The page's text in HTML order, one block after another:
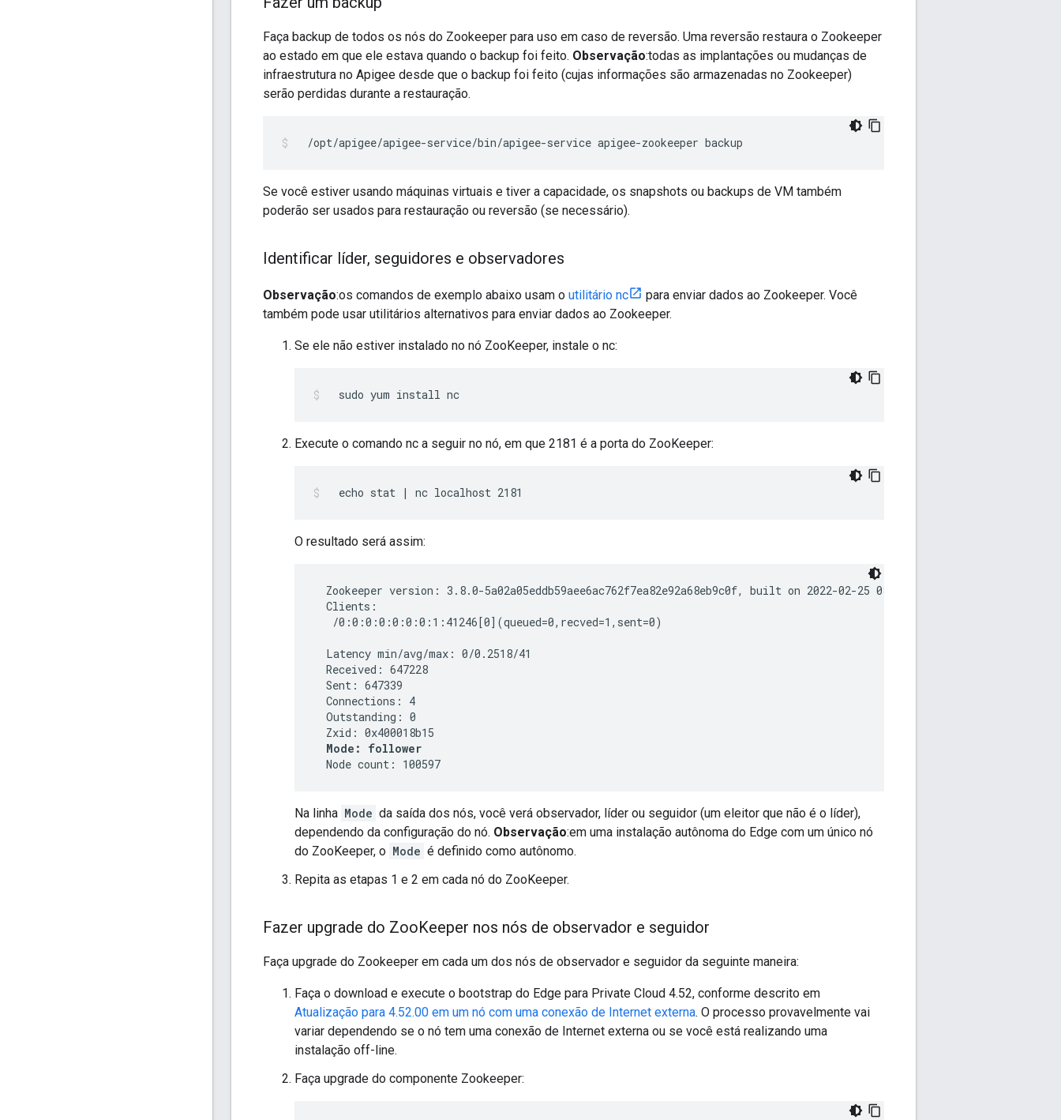
Faça backup de todos os nós do Zookeeper para uso em caso de reversão. Uma reversão restaura o Zookeeper
ao estado em que ele estava quando o backup foi feito. Observação:todas as implantações ou mudanças de
infraestrutura no Apigee desde que o backup foi feito (cujas informações são armazenadas no Zookeeper)
serão perdidas durante a restauração.
  /opt/apigee/apigee-service/bin/apigee-service apigee-zookeeper backup
Se você estiver usando máquinas virtuais e tiver a capacidade, os snapshots ou backups de VM também
poderão ser usados para restauração ou reversão (se necessário).
Identificar líder, seguidores e observadores
Observação:os comandos de exemplo abaixo usam o utilitário nc
para enviar dados ao Zookeeper. Você
também pode usar utilitários alternativos para enviar dados ao Zookeeper.
Se ele não estiver instalado no nó ZooKeeper, instale o nc:
  sudo yum install nc
Execute o comando nc a seguir no nó, em que 2181 é a porta do ZooKeeper:
  echo stat | nc localhost 2181
O resultado será assim:
  Zookeeper version: 3.8.0-5a02a05eddb59aee6ac762f7ea82e92a68eb9c0f, built on 2022-02-25 08:49 UTC
  Clients:
   /0:0:0:0:0:0:0:1:41246[0](queued=0,recved=1,sent=0)
  Latency min/avg/max: 0/0.2518/41
  Received: 647228
  Sent: 647339
  Connections: 4
  Outstanding: 0
  Zxid: 0x400018b15
Mode: follower
  Node count: 100597
Na linha Mode da saída dos nós, você verá observador, líder ou seguidor (um eleitor que não é o líder),
dependendo da configuração do nó. Observação:em uma instalação autônoma do Edge com um único nó
do ZooKeeper, o Mode é definido como autônomo.
Repita as etapas 1 e 2 em cada nó do ZooKeeper.
Fazer upgrade do ZooKeeper nos nós de observador e seguidor
Faça upgrade do Zookeeper em cada um dos nós de observador e seguidor da seguinte maneira:
Faça o download e execute o bootstrap do Edge para Private Cloud 4.52, conforme descrito em
Atualização para 4.52.00 em um nó com uma conexão de Internet externa. O processo provavelmente vai
variar dependendo se o nó tem uma conexão de Internet externa ou se você está realizando uma
instalação off-line.
Faça upgrade do componente Zookeeper: